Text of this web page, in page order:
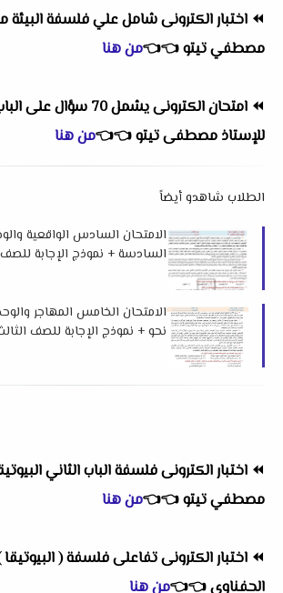
⏪ اختبار الكترونى شامل علي فلسفة البيئة
مصطفي تيتو👈
👈من هنا
⏪
امتحان الكترونى يشمل 70
للإستاذ مصطفى تيتو👈
👈من هنا
الطلاب شاهدو أيضاً
الامتحان السادس الواقعية
السادسة + نموذج الإجابة للصف
الامتحان الخامس المهاجر
نحو + نموذج الإجابة للصف
⏪ اختبار الكترونى فلسفة الباب الثاني
مصطفي تيتو👈
👈من هنا
⏪ اختبار الكترونى تفاعلى فلسفة (
الحفناوي👈
👈من هنا